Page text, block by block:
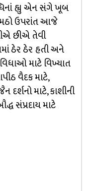
હ્યુ એન સંગે ખૂબ
મઠો ઉપરાંત આજે
છીએ તેવી
ઠેર ઠેર હતી અને
માટે વિખ્યાત
વૈદક માટે,
દર્શનો માટે, કાશીની
સંપ્રદાય માટે